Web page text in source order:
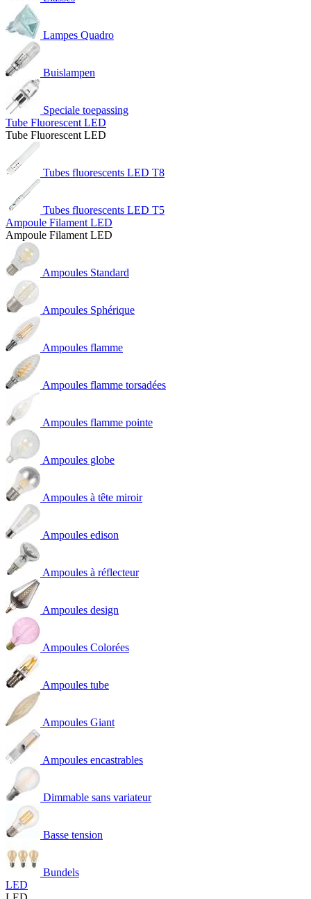
Lampes Quadro
Buislampen
Speciale toepassing
Tube Fluorescent LED
Tube Fluorescent LED
Tubes fluorescents LED T8
Tubes fluorescents LED T5
Ampoule Filament LED
Ampoule Filament LED
Ampoules Standard
Ampoules Sphérique
Ampoules flamme
Ampoules flamme torsadées
Ampoules flamme pointe
Ampoules globe
Ampoules à tête miroir
Ampoules edison
Ampoules à réflecteur
Ampoules design
Ampoules Colorées
Ampoules tube
Ampoules Giant
Ampoules encastrables
Dimmable sans variateur
Basse tension
Bundels
LED